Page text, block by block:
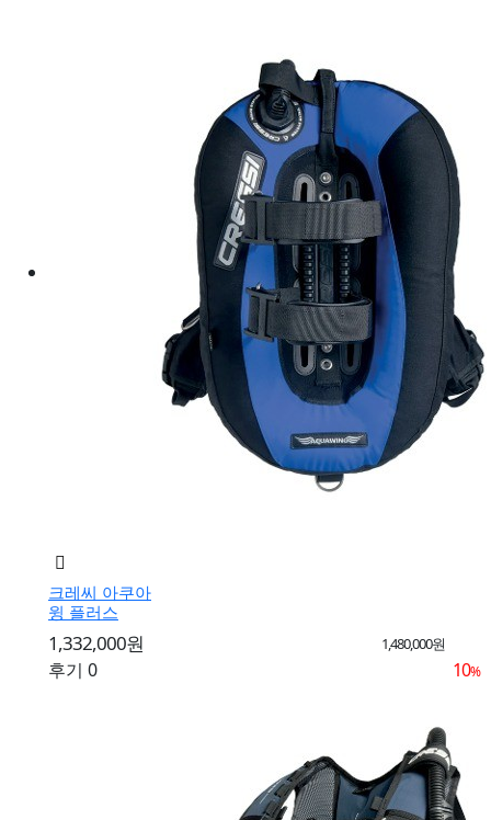
크레씨 아쿠아
윙 플러스
1,332,000원 1,480,000원
10%
후기 0